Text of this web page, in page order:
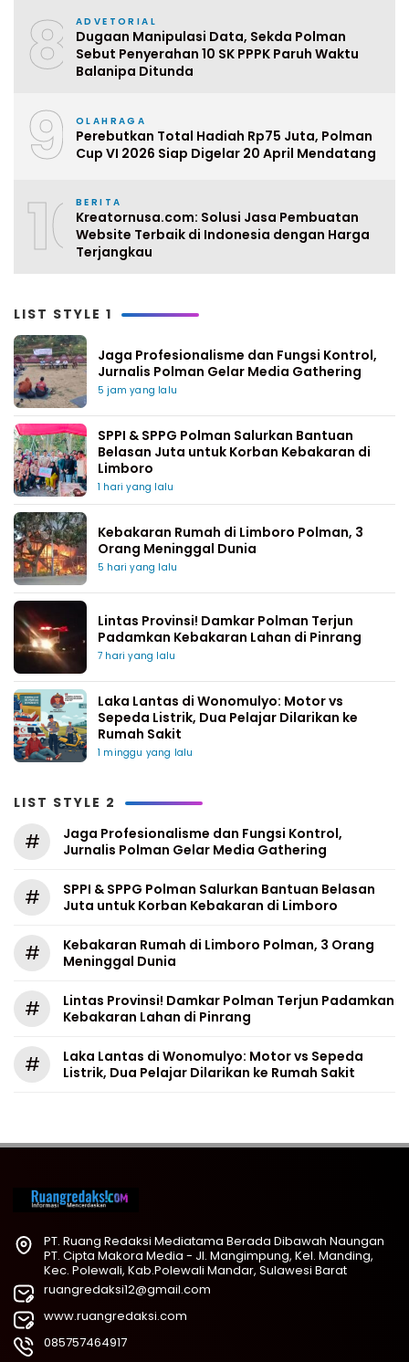
8 ADVETORIAL
Dugaan Manipulasi Data, Sekda Polman
Sebut Penyerahan 10 SK PPPK Paruh Waktu
Balanipa Ditunda
9 OLAHRAGA
Perebutkan Total Hadiah Rp75 Juta, Polman
Cup VI 2026 Siap Digelar 20 April Mendatang
10BERITA
Kreatornusa.com: Solusi Jasa Pembuatan
Website Terbaik di Indonesia dengan Harga
Terjangkau
LIST STYLE 1
Jaga Profesionalisme dan Fungsi Kontrol,
Jurnalis Polman Gelar Media Gathering
5 jam yang lalu
SPPI & SPPG Polman Salurkan Bantuan
Belasan Juta untuk Korban Kebakaran di
Limboro
1 hari yang lalu
Kebakaran Rumah di Limboro Polman, 3
Orang Meninggal Dunia
5 hari yang lalu
Lintas Provinsi! Damkar Polman Terjun
Padamkan Kebakaran Lahan di Pinrang
7 hari yang lalu
Laka Lantas di Wonomulyo: Motor vs
Sepeda Listrik, Dua Pelajar Dilarikan ke
Rumah Sakit
1 minggu yang lalu
LIST STYLE 2
#
Jaga Profesionalisme dan Fungsi Kontrol,
Jurnalis Polman Gelar Media Gathering
#
SPPI & SPPG Polman Salurkan Bantuan Belasan
Juta untuk Korban Kebakaran di Limboro
#
Kebakaran Rumah di Limboro Polman, 3 Orang
Meninggal Dunia
#
Lintas Provinsi! Damkar Polman Terjun Padamkan
Kebakaran Lahan di Pinrang
#
Laka Lantas di Wonomulyo: Motor vs Sepeda
Listrik, Dua Pelajar Dilarikan ke Rumah Sakit
PT. Ruang Redaksi Mediatama Berada Dibawah Naungan
PT. Cipta Makora Media - Jl. Mangimpung, Kel. Manding,
Kec. Polewali, Kab.Polewali Mandar, Sulawesi Barat
ruangredaksi12@gmail.com
www.ruangredaksi.com
085757464917